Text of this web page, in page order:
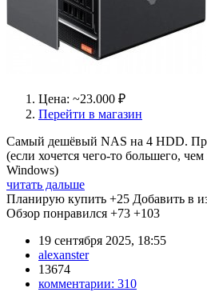
Цена: ~23.000 ₽
Перейти в магазин
Самый дешёвый NAS на 4 HDD.
(если хочется чего-то большего,
Windows)
читать дальше
Планирую купить +25 Добавить в
Обзор понравился +73 +103
19 сентября 2025, 18:55
alexanster
13674
комментарии: 310